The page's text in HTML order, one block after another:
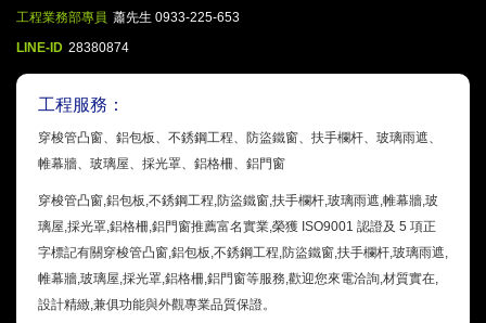
工程業務部專員 蕭先生 0933-225-653
LINE-ID 28380874
工程服務：
穿梭管凸窗、鋁包板、不銹鋼工程、防盜鐵窗、扶手欄杆、玻璃雨遮、
帷幕牆、玻璃屋、採光罩、鋁格柵、鋁門窗
穿梭管凸窗,鋁包板,不銹鋼工程,防盜鐵窗,扶手欄杆,玻璃雨遮,帷幕牆,玻
璃屋,採光罩,鋁格柵,鋁門窗推薦富名實業,榮獲 ISO9001 認證及 5 項正
字標記有關穿梭管凸窗,鋁包板,不銹鋼工程,防盜鐵窗,扶手欄杆,玻璃雨遮,
帷幕牆,玻璃屋,採光罩,鋁格柵,鋁門窗等服務,歡迎您來電洽詢,材質實在,
設計精緻,兼俱功能與外觀專業品質保證。